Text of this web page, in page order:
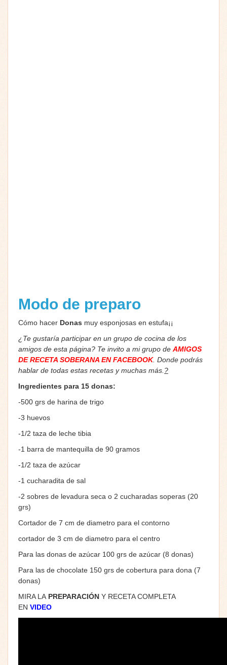
Modo de preparo
Cómo hacer Donas muy esponjosas en estufa¡¡
¿Te gustaría participar en un grupo de cocina de los
amigos de esta página? Te invito a mi grupo de AMIGOS
DE RECETA SOBERANA EN FACEBOOK. Donde podrás
hablar de todas estas recetas y muchas más. ?
Ingredientes para 15 donas:
-500 grs de harina de trigo
-3 huevos
-1/2 taza de leche tibia
-1 barra de mantequilla de 90 gramos
-1/2 taza de azúcar
-1 cucharadita de sal
-2 sobres de levadura seca o 2 cucharadas soperas (20
grs)
Cortador de 7 cm de diametro para el contorno
cortador de 3 cm de diametro para el centro
Para las donas de azúcar 100 grs de azúcar (8 donas)
Para las de chocolate 150 grs de cobertura para dona (7
donas)
MIRA LA PREPARACIÓN Y RECETA COMPLETA
EN VIDEO